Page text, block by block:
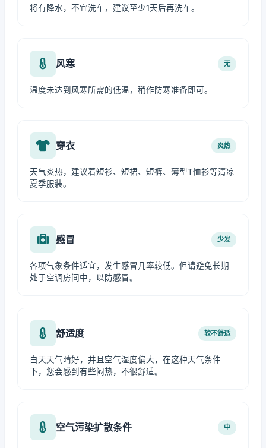
将有降水，不宜洗车，建议至少1天后再洗车。
风寒 无
温度未达到风寒所需的低温，稍作防寒准备即可。
穿衣 炎热
天气炎热，建议着短衫、短裙、短裤、薄型T恤衫等清凉
夏季服装。
感冒 少发
各项气象条件适宜，发生感冒几率较低。但请避免长期
处于空调房间中，以防感冒。
舒适度 较不舒适
白天天气晴好，并且空气湿度偏大，在这种天气条件
下，您会感到有些闷热，不很舒适。
空气污染扩散条件 中